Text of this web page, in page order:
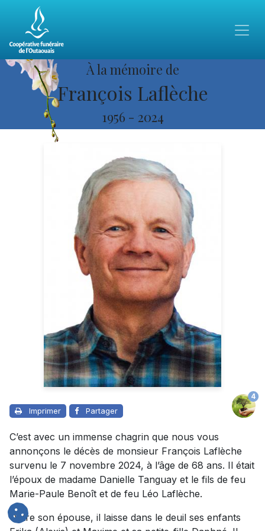
À la mémoire de
François Laflèche
1956 - 2024
Imprimer Partager
4
C’est avec un immense chagrin que nous vous
annonçons le décès de monsieur François Laflèche
survenu le 7 novembre 2024, à l’âge de 68 ans. Il était
l’époux de madame Danielle Tanguay et le fils de feu
Marie-Paule Benoît et de feu Léo Laflèche.
Outre son épouse, il laisse dans le deuil ses enfants